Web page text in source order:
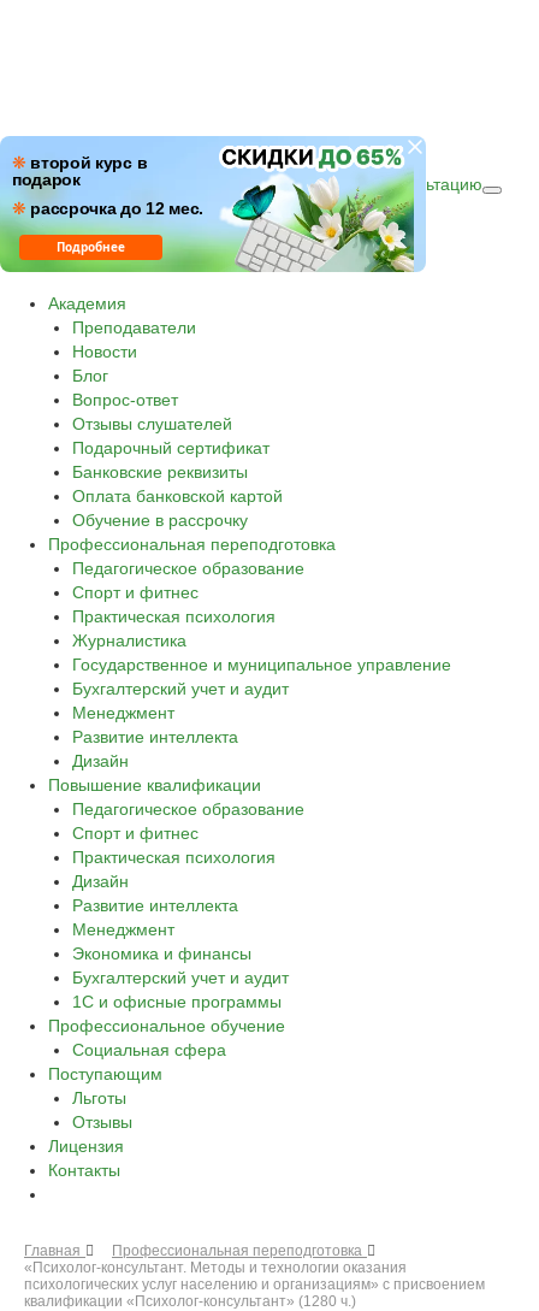
❋ второй курс в
подарок
❋ рассрочка до 12 мес.
Подробнее 8 800 500-30-45
ПН–ПТ: c 09:00 до 18:00
СБ–ВС: с 10:00 до 16:00 по (МСК)
Звонок по России бесплатный.
Получить консультацию
Академия
Преподаватели
Новости
Блог
Вопрос-ответ
Отзывы слушателей
Подарочный сертификат
Банковские реквизиты
Оплата банковской картой
Обучение в рассрочку
Профессиональная переподготовка
Педагогическое образование
Спорт и фитнес
Практическая психология
Журналистика
Государственное и муниципальное управление
Бухгалтерский учет и аудит
Менеджмент
Развитие интеллекта
Дизайн
Повышение квалификации
Педагогическое образование
Спорт и фитнес
Практическая психология
Дизайн
Развитие интеллекта
Менеджмент
Экономика и финансы
Бухгалтерский учет и аудит
1С и офисные программы
Профессиональное обучение
Социальная сфера
Поступающим
Льготы
Отзывы
Лицензия
Контакты
Главная
Профессиональная переподготовка
«Психолог-консультант. Методы и технологии оказания
психологических услуг населению и организациям» с присвоением
квалификации «Психолог-консультант» (1280 ч.)